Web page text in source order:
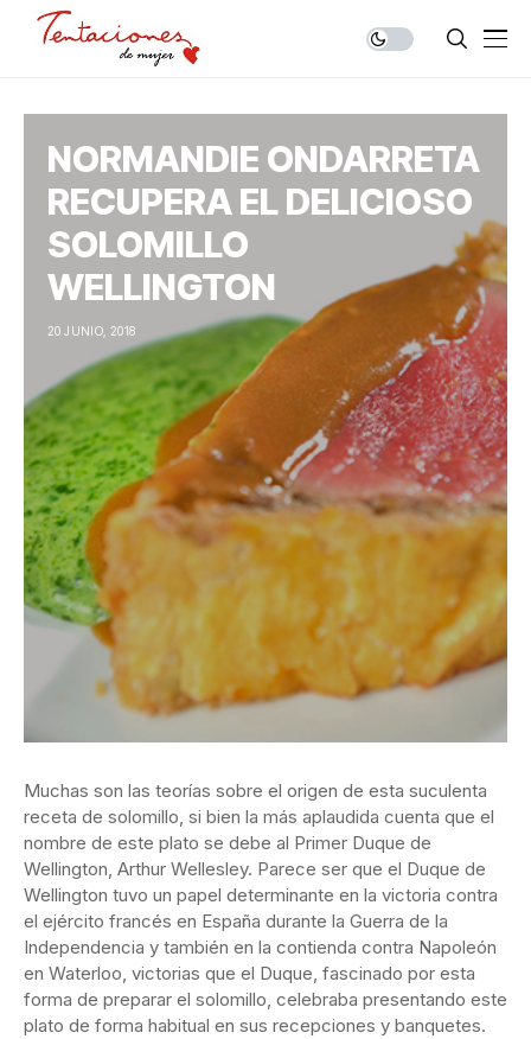
NORMANDIE ONDARRETA
RECUPERA EL DELICIOSO
SOLOMILLO
WELLINGTON
20 JUNIO, 2018
Muchas son las teorías sobre el origen de esta suculenta
receta de solomillo, si bien la más aplaudida cuenta que el
nombre de este plato se debe al Primer Duque de
Wellington, Arthur Wellesley. Parece ser que el Duque de
Wellington tuvo un papel determinante en la victoria contra
el ejército francés en España durante la Guerra de la
Independencia y también en la contienda contra Napoleón
en Waterloo, victorias que el Duque, fascinado por esta
forma de preparar el solomillo, celebraba presentando este
plato de forma habitual en sus recepciones y banquetes.